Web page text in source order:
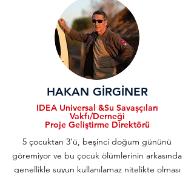
HAKAN GİRGİNER
IDEA Universal &Su Savaşçıları
Vakfı/Derneği
Proje Geliştirme Direktörü
5 çocuktan 3’ü, beşinci doğum gününü
göremiyor ve bu çocuk ölümlerinin arkasında
genellikle suyun kullanılamaz nitelikte olması